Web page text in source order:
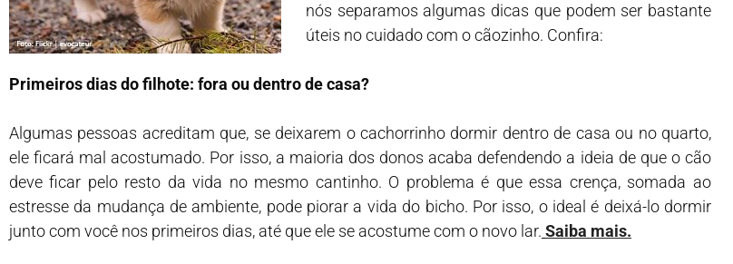
nós separamos algumas dicas que podem ser bastante
úteis no cuidado com o cãozinho. Confira:
Primeiros dias do filhote: fora ou dentro de casa?
Algumas pessoas acreditam que, se deixarem o cachorrinho dormir dentro de casa ou no quarto,
ele ficará mal acostumado. Por isso, a maioria dos donos acaba defendendo a ideia de que o cão
deve ficar pelo resto da vida no mesmo cantinho. O problema é que essa crença, somada ao
estresse da mudança de ambiente, pode piorar a vida do bicho. Por isso, o ideal é deixá-lo dormir
junto com você nos primeiros dias, até que ele se acostume com o novo lar. Saiba mais.